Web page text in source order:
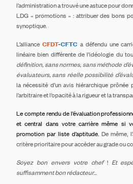
l’administration a trouvé une astuce pour
LDG « promotions » : attribuer des bons
synoptique.
L’alliance CFDT-CFTC a défendu une
linéairebien différentede l’idéologie du
définition, sans normes, sans méthode
évaluateurs, sans réelle possibilité
la nécessité d’un avis hiérarchique
l’arbitraire et l’opacité à la rigueur et la
Le compte rendu de l’évaluation
et central dans votre carrière même si
promotion par liste d’aptitude.De même,
critère prioritaire pour accéder au grade ou
Soyez bon envers votre chef! Et
suffisamment bon rédacteur...